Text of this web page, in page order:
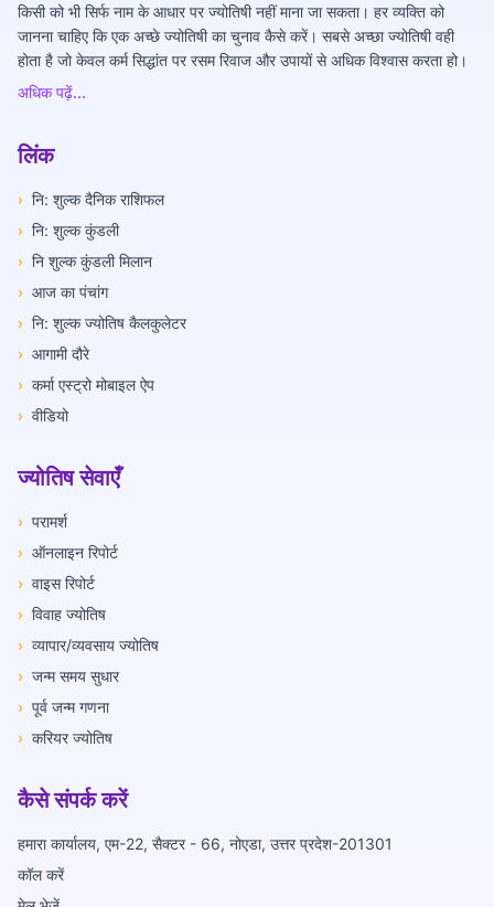
किसी को भी सिर्फ नाम के आधार पर ज्योतिषी नहीं माना जा सकता। हर व्यक्ति को
जानना चाहिए कि एक अच्छे ज्योतिषी का चुनाव कैसे करें। सबसे अच्छा ज्योतिषी वही
होता है जो केवल कर्म सिद्धांत पर रसम रिवाज और उपायों से अधिक विश्वास करता हो।
अधिक पढ़ें...
लिंक
› नि: शुल्क दैनिक राशिफल
› नि: शुल्क कुंडली
› नि शुल्क कुंडली मिलान
› आज का पंचांग
› नि: शुल्क ज्योतिष कैलकुलेटर
› आगामी दौरे
› कर्मा एस्ट्रो मोबाइल ऐप
› वीडियो
ज्योतिष सेवाएँ
› परामर्श
› ऑनलाइन रिपोर्ट
› वाइस रिपोर्ट
› विवाह ज्योतिष
› व्यापार/व्यवसाय ज्योतिष
› जन्म समय सुधार
› पूर्व जन्म गणना
› करियर ज्योतिष
कैसे संपर्क करें
हमारा कार्यालय, एम-22, सैक्टर - 66, नोएडा, उत्तर प्रदेश-201301
कॉल करें